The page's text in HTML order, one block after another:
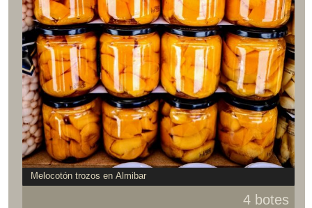
Melocotón trozos en Almibar
4 botes